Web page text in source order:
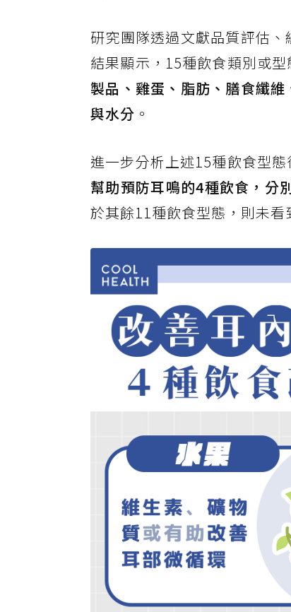
研究團隊透過文獻品質評估
結果顯示，15種飲食類別或
製品、雞蛋、脂肪、膳食纖
與水分 。
進一步分析上述15種飲食型態
幫助預防耳鳴的4種飲食，分
於其餘11種飲食型態，則未看